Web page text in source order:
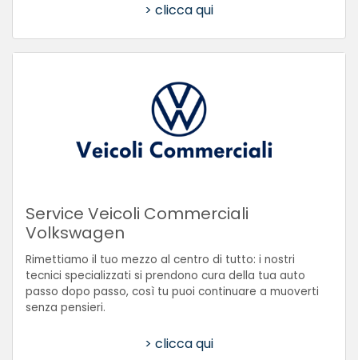
> clicca qui
Service Veicoli Commerciali
Volkswagen
Rimettiamo il tuo mezzo al centro di tutto: i nostri
tecnici specializzati si prendono cura della tua auto
passo dopo passo, così tu puoi continuare a muoverti
senza pensieri.
> clicca qui